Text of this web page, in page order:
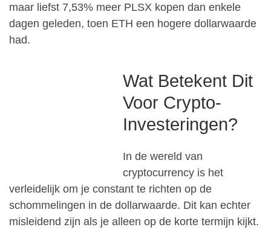
maar liefst 7,53% meer PLSX kopen dan enkele
dagen geleden, toen ETH een hogere dollarwaarde
had.
Wat Betekent Dit
Voor Crypto-
Investeringen?
In de wereld van
cryptocurrency is het
verleidelijk om je constant te richten op de
schommelingen in de dollarwaarde. Dit kan echter
misleidend zijn als je alleen op de korte termijn kijkt.